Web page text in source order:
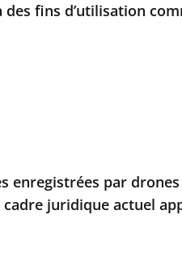
fins d’utilisation
enregistrées par
cadre juridique actuel